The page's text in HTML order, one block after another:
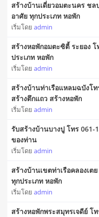
สร้างบ้านเดี่ยวอมตะนคร ชล
อาศัย ทุกประเภท หอพัก
เริ่มโดย admin
สร้างหอพักอมตะซิตี้ ระยอง
ประเภท หอพัก
เริ่มโดย admin
สร้างบ้านท่าเรือแหลมฉบังโ
สร้างตึกแถว สร้างหอพัก
เริ่มโดย admin
รับสร้างบ้านบางปู โทร
ของท่าน
เริ่มโดย admin
สร้างบ้านเขตท่าเรือคลองเต
ทุกประเภท หอพัก
เริ่มโดย admin
สร้างหอพักพระสมุทรเจดีย์ โ